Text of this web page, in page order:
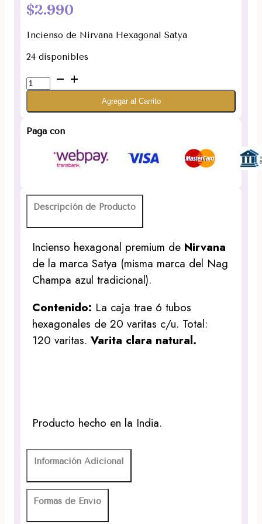
$2.990
Incienso de Nirvana Hexagonal Satya
24 disponibles
Incienso
de
Premium
Blanca)
cantidad
Agregar al Carrito
Paga con
Descripción de Producto
Incienso hexagonal premium de Nirvana
de la marca Satya (misma marca del Nag
Champa azul tradicional).
Contenido: La caja trae 6 tubos
hexagonales de 20 varitas c/u. Total:
120 varitas.Varita clara natural.
Producto hecho en la India.
Información Adicional
Formas de Envío